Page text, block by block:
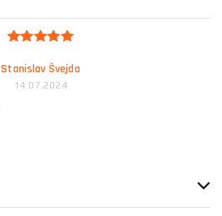
Stanislav Švejda
14.07.2024